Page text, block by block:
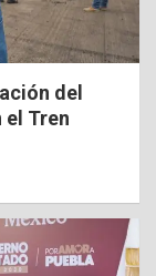
del
el Tren